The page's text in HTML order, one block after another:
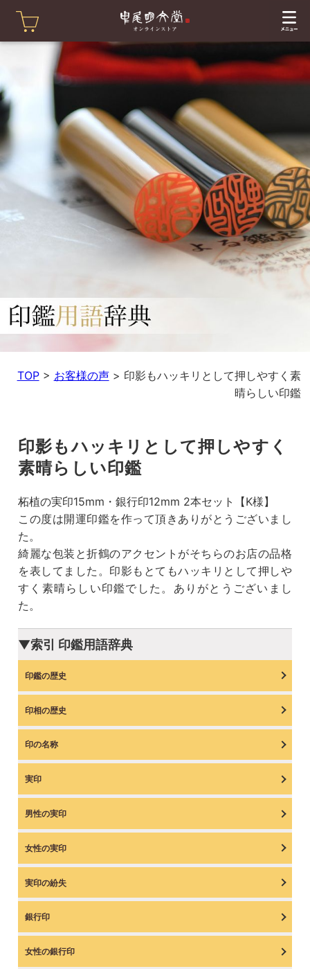
TOP> お客様の声> 印影もハッキリとして押しやすく素
晴らしい印鑑
印影もハッキリとして押しやすく
素晴らしい印鑑
柘植の実印15mm・銀行印12mm 2本セット【K様】
この度は開運印鑑を作って頂きありがとうございまし
た。
綺麗な包装と折鶴のアクセントがそちらのお店の品格
を表してました。印影もとてもハッキリとして押しや
すく素晴らしい印鑑でした。ありがとうございまし
た。
▼索引 印鑑用語辞典
印鑑の歴史
印相の歴史
印の名称
実印
男性の実印
女性の実印
実印の紛失
銀行印
女性の銀行印